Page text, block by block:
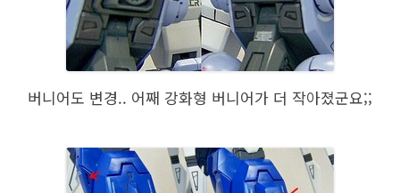
버니어도 변경.. 어째 강화형 버니어가 더 작아졌군요;;